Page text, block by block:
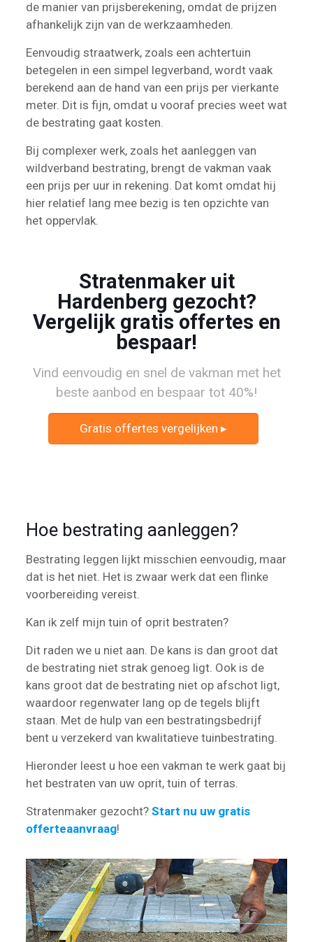
de manier van prijsberekening, omdat de prijzen
afhankelijk zijn van de werkzaamheden.
Eenvoudig straatwerk, zoals een achtertuin
betegelen in een simpel legverband, wordt vaak
berekend aan de hand van een prijs per vierkante
meter. Dit is fijn, omdat u vooraf precies weet wat
de bestrating gaat kosten.
Bij complexer werk, zoals het aanleggen van
wildverband bestrating, brengt de vakman vaak
een prijs per uur in rekening. Dat komt omdat hij
hier relatief lang mee bezig is ten opzichte van
het oppervlak.
Stratenmaker uit
Hardenberg gezocht?
Vergelijk gratis offertes en
bespaar!
Vind eenvoudig en snel de vakman met het
beste aanbod en bespaar tot 40%!
Gratis offertes vergelijken ▸
Hoe bestrating aanleggen?
Bestrating leggen lijkt misschien eenvoudig, maar
dat is het niet. Het is zwaar werk dat een flinke
voorbereiding vereist.
Kan ik zelf mijn tuin of oprit bestraten?
Dit raden we u niet aan. De kans is dan groot dat
de bestrating niet strak genoeg ligt. Ook is de
kans groot dat de bestrating niet op afschot ligt,
waardoor regenwater lang op de tegels blijft
staan. Met de hulp van een bestratingsbedrijf
bent u verzekerd van kwalitatieve tuinbestrating.
Hieronder leest u hoe een vakman te werk gaat bij
het bestraten van uw oprit, tuin of terras.
Stratenmaker gezocht? Start nu uw gratis
offerteaanvraag!